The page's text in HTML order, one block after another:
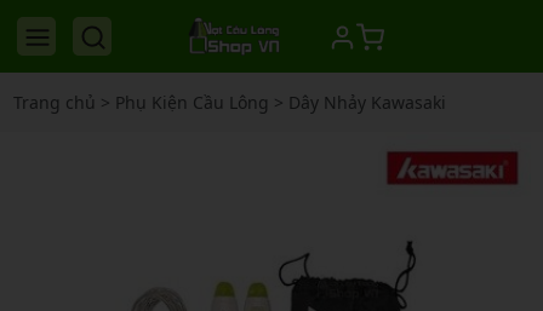
Trang chủ > Phụ Kiện Cầu Lông > Dây Nhảy Kawasaki